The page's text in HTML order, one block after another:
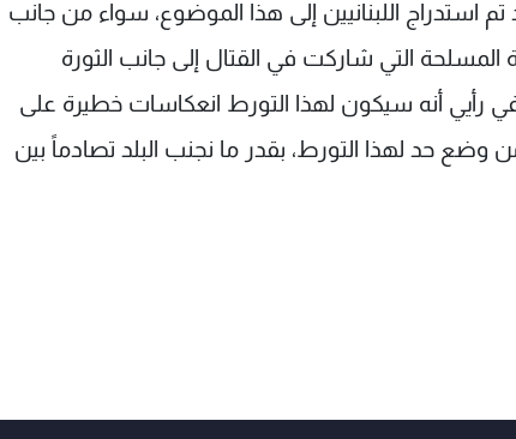
استدراج اللبنانيين إلى هذا الموضوع، سواء من جانب
التي شاركت في القتال إلى جانب الثورة
رأيي أنه سيكون لهذا التورط انعكاسات خطيرة على
من وضع حد لهذا التورط، بقدر ما نجنب البلد تصادماً بين